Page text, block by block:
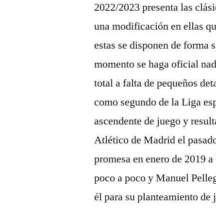
2022/2023 presenta las
una modificación en ellas
estas se disponen de forma
momento se haga oficial
total a falta de pequeños
como segundo de la Liga
ascendente de juego y
Atlético de Madrid el
promesa en enero de 2019
poco a poco y Manuel
él para su planteamiento